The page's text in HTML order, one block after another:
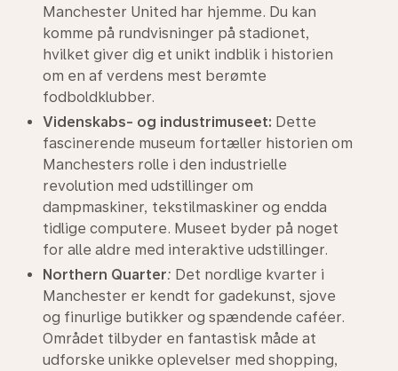
Manchester United har hjemme. Du kan
komme på rundvisninger på stadionet,
hvilket giver dig et unikt indblik i historien
om en af verdens mest berømte
fodboldklubber.
Videnskabs- og industrimuseet: Dette
fascinerende museum fortæller historien om
Manchesters rolle i den industrielle
revolution med udstillinger om
dampmaskiner, tekstilmaskiner og endda
tidlige computere. Museet byder på noget
for alle aldre med interaktive udstillinger.
Northern Quarter: Det nordlige kvarter i
Manchester er kendt for gadekunst, sjove
og finurlige butikker og spændende caféer.
Området tilbyder en fantastisk måde at
udforske unikke oplevelser med shopping,